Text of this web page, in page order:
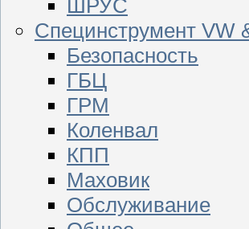
ШРУС
Специнструмент VW
Безопасность
ГБЦ
ГРМ
Коленвал
КПП
Маховик
Обслуживание